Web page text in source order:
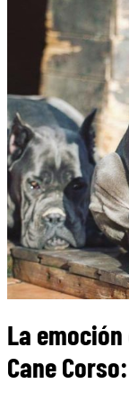
La
Cane